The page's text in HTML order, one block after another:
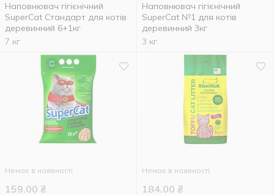
Наповнювач гігієнічний
SuperCat Стандарт для котів
деревинний 6+1кг
7 кг
Наповнювач гігієнічний
SuperCat №1 для котів
деревинний 3кг
3 кг
Немає в наявності
159.00 ₴
Немає в наявності
184.00 ₴